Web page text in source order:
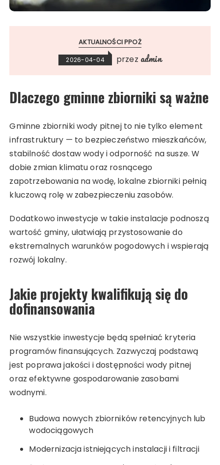
AKTUALNOŚCI PPOŻ
2026-04-04 przez admin
Dlaczego gminne zbiorniki są ważne
Gminne zbiorniki wody pitnej to nie tylko element
infrastruktury — to bezpieczeństwo mieszkańców,
stabilność dostaw wody i odporność na susze. W
dobie zmian klimatu oraz rosnącego
zapotrzebowania na wodę, lokalne zbiorniki pełnią
kluczową rolę w zabezpieczeniu zasobów.
Dodatkowo inwestycje w takie instalacje podnoszą
wartość gminy, ułatwiają przystosowanie do
ekstremalnych warunków pogodowych i wspierają
rozwój lokalny.
Jakie projekty kwalifikują się do
dofinansowania
Nie wszystkie inwestycje będą spełniać kryteria
programów finansujących. Zazwyczaj podstawą
jest poprawa jakości i dostępności wody pitnej
oraz efektywne gospodarowanie zasobami
wodnymi.
Budowa nowych zbiorników retencyjnych lub
wodociągowych
Modernizacja istniejących instalacji i filtracji